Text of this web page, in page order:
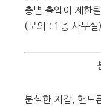
층별 출입이 제한
(문의 : 1층 사무실)
분실한 지갑, 핸드